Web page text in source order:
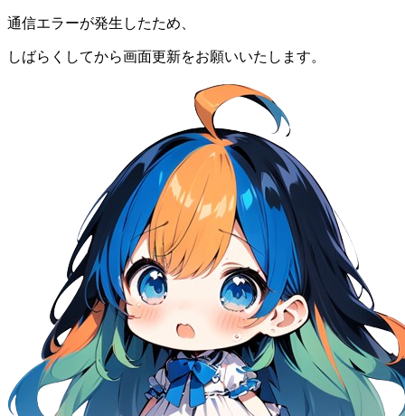
通信エラーが発生したため、
しばらくしてから画面更新をお願いいたします。